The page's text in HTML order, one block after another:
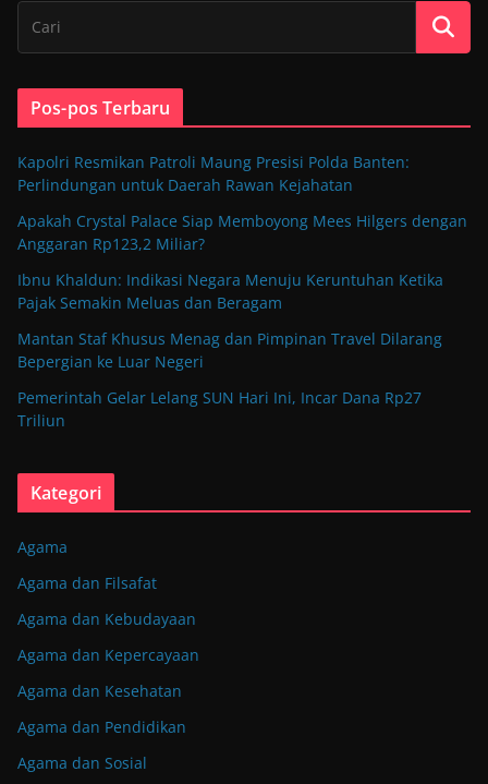
Pos-pos Terbaru
Kapolri Resmikan Patroli Maung Presisi Polda Banten:
Perlindungan untuk Daerah Rawan Kejahatan
Apakah Crystal Palace Siap Memboyong Mees Hilgers dengan
Anggaran Rp123,2 Miliar?
Ibnu Khaldun: Indikasi Negara Menuju Keruntuhan Ketika
Pajak Semakin Meluas dan Beragam
Mantan Staf Khusus Menag dan Pimpinan Travel Dilarang
Bepergian ke Luar Negeri
Pemerintah Gelar Lelang SUN Hari Ini, Incar Dana Rp27
Triliun
Kategori
Agama
Agama dan Filsafat
Agama dan Kebudayaan
Agama dan Kepercayaan
Agama dan Kesehatan
Agama dan Pendidikan
Agama dan Sosial